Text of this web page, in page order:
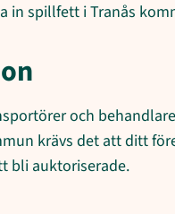
in spillfett i Tranås
och
krävs det att ditt
bli auktoriserade.